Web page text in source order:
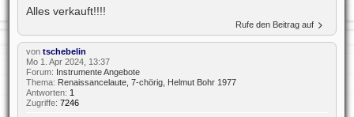
Alles verkauft!!!!
Rufe den Beitrag auf
von tschebelin
Mo 1. Apr 2024, 13:37
Forum: Instrumente Angebote
Thema: Renaissancelaute, 7-chörig, Helmut Bohr 1977
Antworten: 1
Zugriffe: 7246